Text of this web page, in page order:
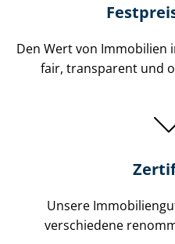
Den Wert von Immobilien
fair, transparent und
Unsere
verschiedene